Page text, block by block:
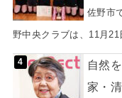
佐野市
野中央クラブは、11月
自然
家・